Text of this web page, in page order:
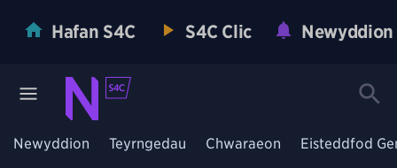
Hafan S4C S4C Clic Newyddion
Newyddion Teyrngedau Chwaraeon Eisteddfod